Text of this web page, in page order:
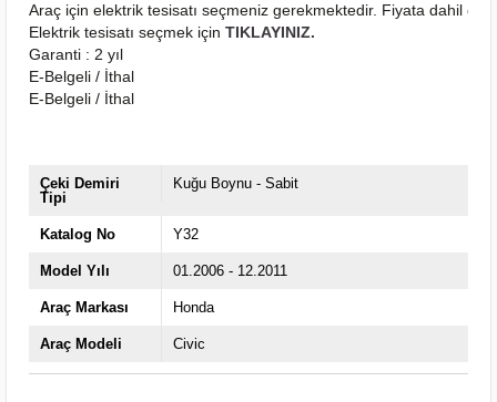
Araç için elektrik tesisatı seçmeniz gerekmektedir. Fiyata dahil
Elektrik tesisatı seçmek için TIKLAYINIZ.
Garanti : 2 yıl
E-Belgeli / İthal
E-Belgeli / İthal
Çeki Demiri
Tipi
Kuğu Boynu - Sabit
Katalog No Y32
Model Yılı 01.2006 - 12.2011
Araç Markası Honda
Araç Modeli Civic